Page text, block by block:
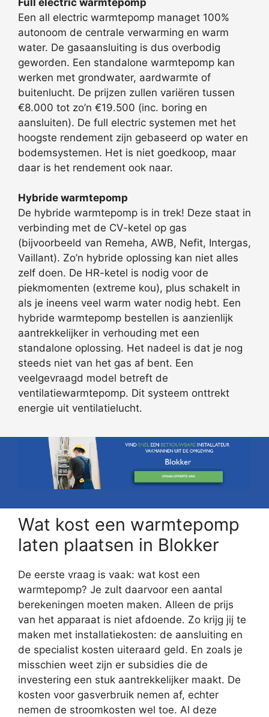
Een all electric warmtepomp managet 100%
autonoom de centrale verwarming en warm
water. De gasaansluiting is dus overbodig
geworden. Een standalone warmtepomp kan
werken met grondwater, aardwarmte of
buitenlucht. De prijzen zullen variëren tussen
€8.000 tot zo’n €19.500 (inc. boring en
aansluiten). De full electric systemen met het
hoogste rendement zijn gebaseerd op water en
bodemsystemen. Het is niet goedkoop, maar
daar is het rendement ook naar.
Hybride warmtepomp
De hybride warmtepomp is in trek! Deze staat in
verbinding met de CV-ketel op gas
(bijvoorbeeld van Remeha, AWB, Nefit, Intergas,
Vaillant). Zo’n hybride oplossing kan niet alles
zelf doen. De HR-ketel is nodig voor de
piekmomenten (extreme kou), plus schakelt in
als je ineens veel warm water nodig hebt. Een
hybride warmtepomp bestellen is aanzienlijk
aantrekkelijker in verhouding met een
standalone oplossing. Het nadeel is dat je nog
steeds niet van het gas af bent. Een
veelgevraagd model betreft de
ventilatiewarmtepomp. Dit systeem onttrekt
energie uit ventilatielucht.
Wat kost een warmtepomp
laten plaatsen in Blokker
De eerste vraag is vaak: wat kost een
warmtepomp? Je zult daarvoor een aantal
berekeningen moeten maken. Alleen de prijs
van het apparaat is niet afdoende. Zo krijg jij te
maken met installatiekosten: de aansluiting en
de specialist kosten uiteraard geld. En zoals je
misschien weet zijn er subsidies die de
investering een stuk aantrekkelijker maakt. De
kosten voor gasverbruik nemen af, echter
nemen de stroomkosten wel toe. Al deze